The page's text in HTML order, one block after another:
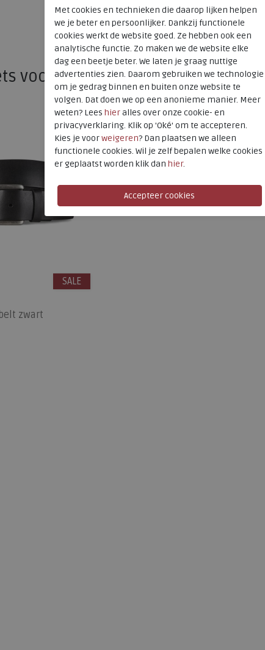
voor u?
zwart
SALE
Met cookies en technieken die daarop lijken helpen
we je beter en persoonlijker. Dankzij functionele
cookies werkt de website goed. Ze hebben ook een
analytische functie. Zo maken we de website elke
dag een beetje beter. We laten je graag nuttige
advertenties zien. Daarom gebruiken we technologie
om je gedrag binnen en buiten onze website te
volgen. Dat doen we op een anonieme manier. Meer
weten? Lees hieralles over onze cookie- en
privacyverklaring. Klik op 'Oké' om te accepteren.
Kies je voorweigeren? Dan plaatsen we alleen
functionele cookies. Wil je zelf bepalen welke cookies
er geplaatst worden klik dan hier.